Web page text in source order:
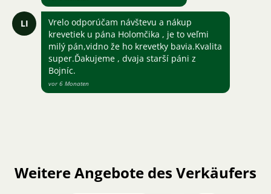
LI
Vrelo odporúčam návštevu a nákup
krevetiek u pána Holomčika , je to veľmi
milý pán,vidno že ho krevetky bavia.Kvalita
super.Ďakujeme , dvaja starší páni z
Bojníc.
vor 6 Monaten
Weitere Angebote des Verkäufers